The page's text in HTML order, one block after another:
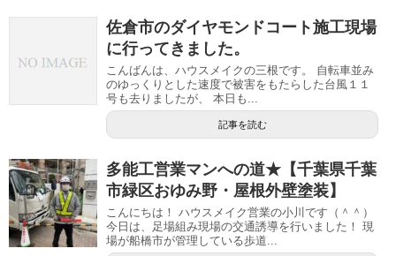
佐倉市のダイヤモンドコート施工現場
に行ってきました。
こんばんは、ハウスメイクの三根です。 自転車並み
のゆっくりとした速度で被害をもたらした台風１１
号も去りましたが、 本日も...
記事を読む
多能工営業マンへの道★【千葉県千葉
市緑区おゆみ野・屋根外壁塗装】
こんにちは！ ハウスメイク営業の小川です（＾＾）
今日は、足場組み現場の交通誘導を行いました！ 現
場が船橋市が管理している歩道...